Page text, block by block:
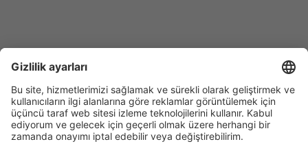
Holthoege 10-14
49632 Essen (Oldenburg)
Almanya